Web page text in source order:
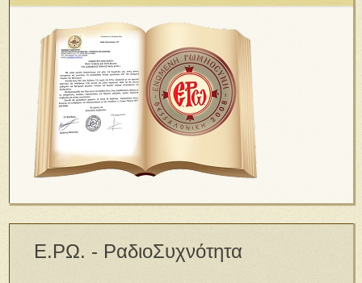
Ε.ΡΩ. - ΡαδιοΣυχνότητα